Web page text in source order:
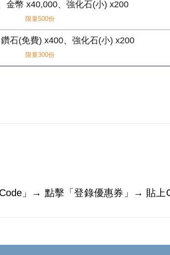
金幣 x40,000、強化石(小) x200
限量500份
石(免費) x400、強化石(小) x200
限量300份
」→ 點擊「登錄優惠券」→ 貼上